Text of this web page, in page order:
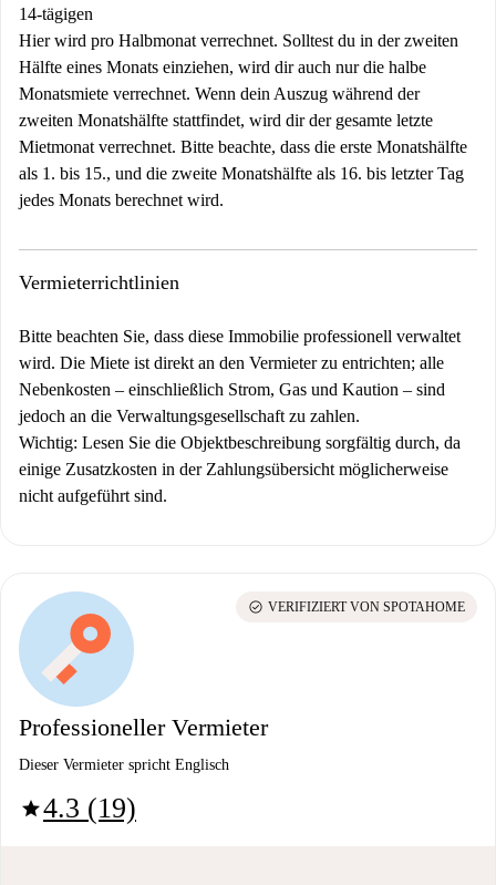
14-tägigen
Hier wird pro Halbmonat verrechnet. Solltest du in der zweiten
Hälfte eines Monats einziehen, wird dir auch nur die halbe
Monatsmiete verrechnet. Wenn dein Auszug während der
zweiten Monatshälfte stattfindet, wird dir der gesamte letzte
Mietmonat verrechnet. Bitte beachte, dass die erste Monatshälfte
als 1. bis 15., und die zweite Monatshälfte als 16. bis letzter Tag
jedes Monats berechnet wird.
Vermieterrichtlinien
Bitte beachten Sie, dass diese Immobilie professionell verwaltet
wird. Die Miete ist direkt an den Vermieter zu entrichten; alle
Nebenkosten – einschließlich Strom, Gas und Kaution – sind
jedoch an die Verwaltungsgesellschaft zu zahlen.
Wichtig: Lesen Sie die Objektbeschreibung sorgfältig durch, da
einige Zusatzkosten in der Zahlungsübersicht möglicherweise
nicht aufgeführt sind.
Professioneller Vermieter
Dieser Vermieter spricht Englisch
star4.3 (19)
check_circle VERIFIZIERT VON SPOTAHOME